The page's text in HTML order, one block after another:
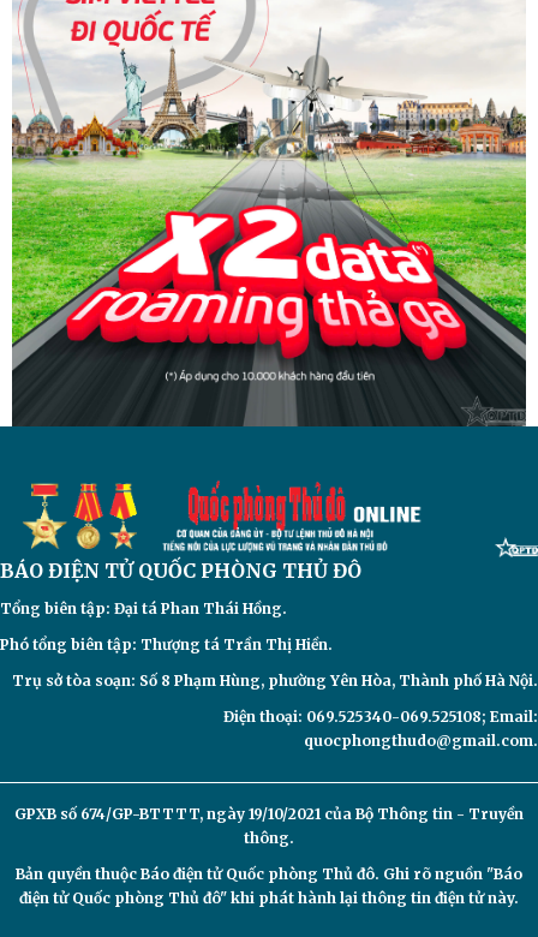
BÁO ĐIỆN TỬQUỐC PHÒNG THỦ ĐÔ
Tổng biên tập: Đại tá Phan Thái Hồng.
Phó tổng biên tập: Thượng tá Trần Thị Hiền.
Trụ sở tòa soạn: Số 8 Phạm Hùng, phường Yên Hòa, Thành phố Hà Nội.
Điện thoại: 069.525340-069.525108; Email:
quocphongthudo@gmail.com.
GPXB số 674/GP-BTTTT, ngày 19/10/2021 của Bộ Thông tin - Truyền
thông.
Bản quyền thuộc Báo điện tửQuốc phòng Thủ đô. Ghi rõ nguồn "Báo
điện tử Quốc phòng Thủ đô" khi phát hành lại thông tin điện tử này.